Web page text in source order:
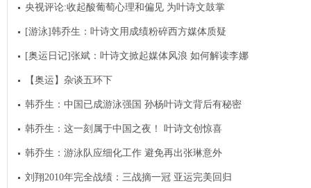
央视评论:收起酸葡萄心理和偏见 为叶诗文鼓掌
[游泳]韩乔生：叶诗文用成绩粉碎西方媒体质疑
[奥运日记]张斌：叶诗文掀起媒体风浪 如何解读李娜
【奥运】杂谈五环下
韩乔生：中国已成游泳强国 孙杨叶诗文背后有秘密
韩乔生：这一刻属于中国之夜！ 叶诗文创惊喜
韩乔生：游泳队应细化工作 避免再出张琳意外
刘翔2010年完全战绩：三战摘一冠 亚运完美回归